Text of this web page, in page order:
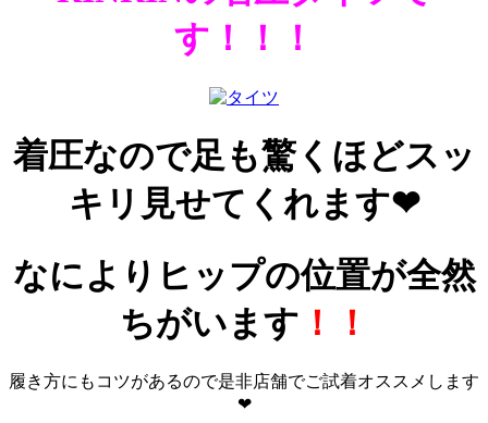
す！！！
着圧なので足も驚くほどスッ
キリ見せてくれます❤
なによりヒップの位置が全然
ちがいます ！！
履き方にもコツがあるので是非店舗でご試着オススメします
❤